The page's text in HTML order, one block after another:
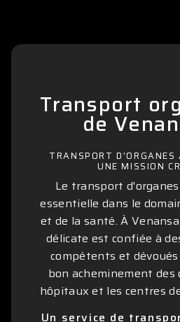
Transport
de
TRANSPORT
UNE MISSION
Le transport
essentielle dans le
et de la santé. À
délicate est confiée à
compétents et
bon acheminement des
hôpitaux et les centres
Un service de